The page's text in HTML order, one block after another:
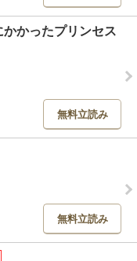
かったプリンセス
無料立読み
無料立読み